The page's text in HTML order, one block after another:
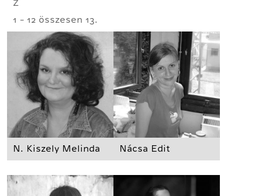
Z
1 - 12 összesen 13.
N. Kiszely Melinda Nácsa Edit